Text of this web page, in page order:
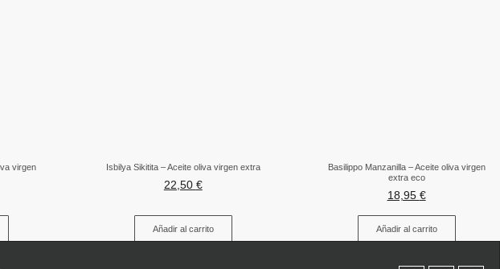
virgen
Isbilya Sikitita – Aceite oliva virgen extra
22,50 €
Añadir al carrito
Basilippo Manzanilla – Aceite oliva virgen
extra eco
18,95 €
Añadir al carrito